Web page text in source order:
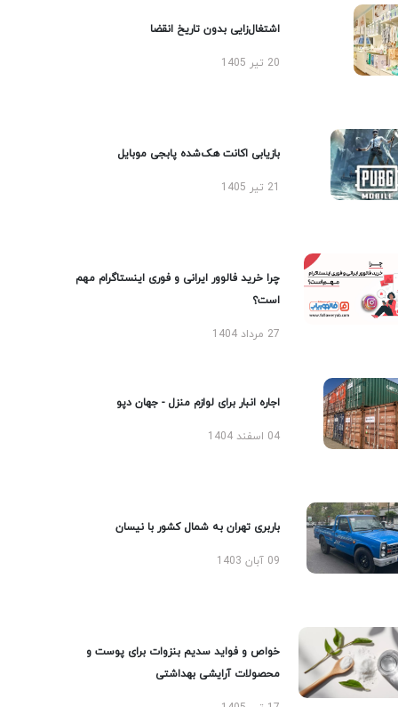
اشتغال‌زایی بدون تاریخ انقضا
20 تیر 1405
بازیابی اکانت هک‌شده پابجی موبایل
چرا خرید فالوور ایرانی و فوری اینستاگرام مهم
است؟
27 مرداد 1404
اجاره انبار برای لوازم منزل - جهان دپو
04 اسفند 1404
باربری تهران به شمال کشور با نیسان
09 آبان 1403
خواص و فواید سدیم بنزوات برای پوست و
محصولات آرایشی بهداشتی